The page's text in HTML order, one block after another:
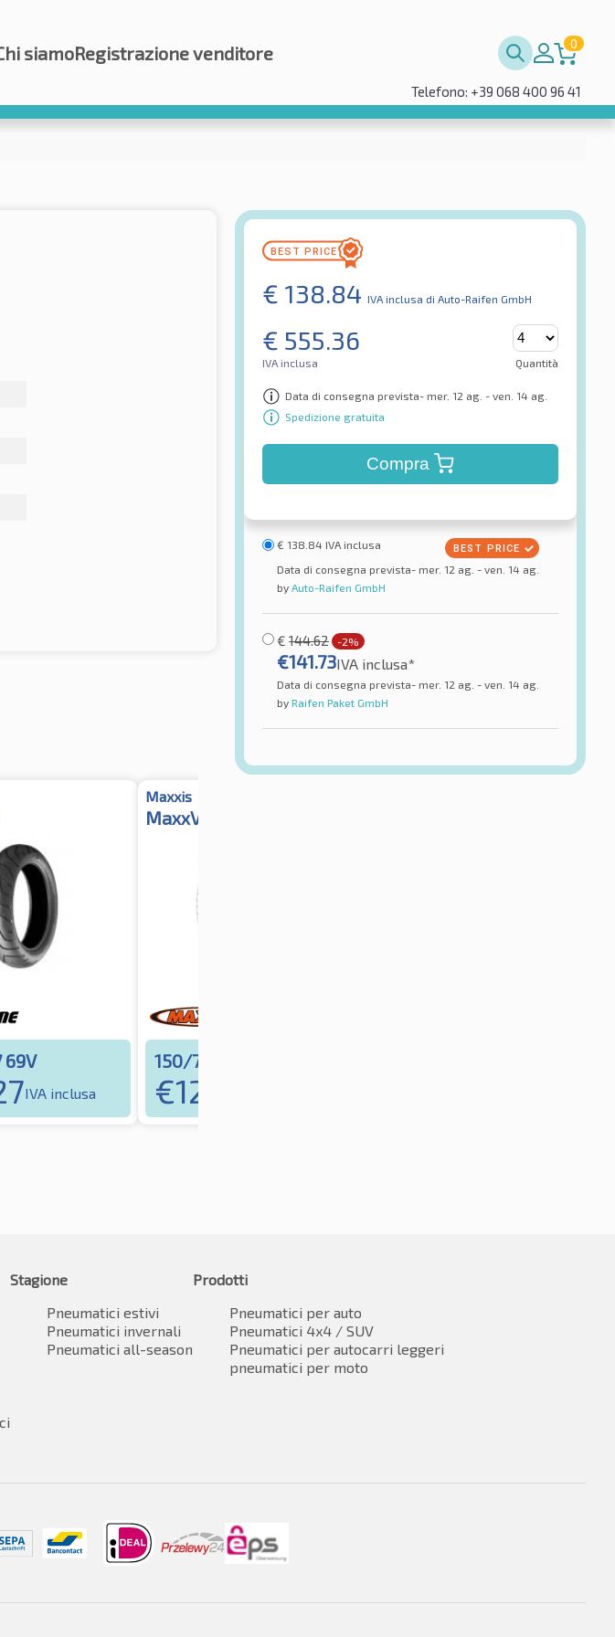
siamoRegistrazione venditore 0
Telefono: +39 068 400 96 41
€ 138.84 IVA inclusa di Auto-Raifen GmbH
€ 555.36
IVA inclusa Quantità
Data di consegna prevista- mer. 12 ag. - ven. 14 ag.
Spedizione gratuita
Compra
€ 138.84 IVA inclusa
Data di consegna prevista- mer. 12 ag. - ven. 14 ag.
by Auto-Raifen GmbH
€ 144.62 -2%
€141.73IVA inclusa*
Data di consegna prevista- mer. 12 ag. - ven. 14 ag.
by Raifen Paket GmbH
69V
IVA inclusa
Maxxis
MaxxVenture MA-ADV TL
150/70R17 69V
€128.88
Stagione
Pneumatici estivi
Pneumatici invernali
Pneumatici all-season
Prodotti
Pneumatici per auto
Pneumatici 4x4 / SUV
Pneumatici per autocarri leggeri
pneumatici per moto